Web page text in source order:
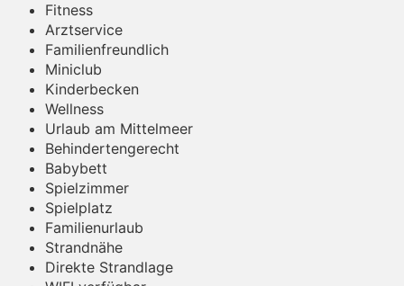
Fitness
Arztservice
Familienfreundlich
Miniclub
Kinderbecken
Wellness
Urlaub am Mittelmeer
Behindertengerecht
Babybett
Spielzimmer
Spielplatz
Familienurlaub
Strandnähe
Direkte Strandlage